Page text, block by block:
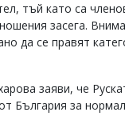
тъй като са
засега.
да се правят
заяви, че
България за